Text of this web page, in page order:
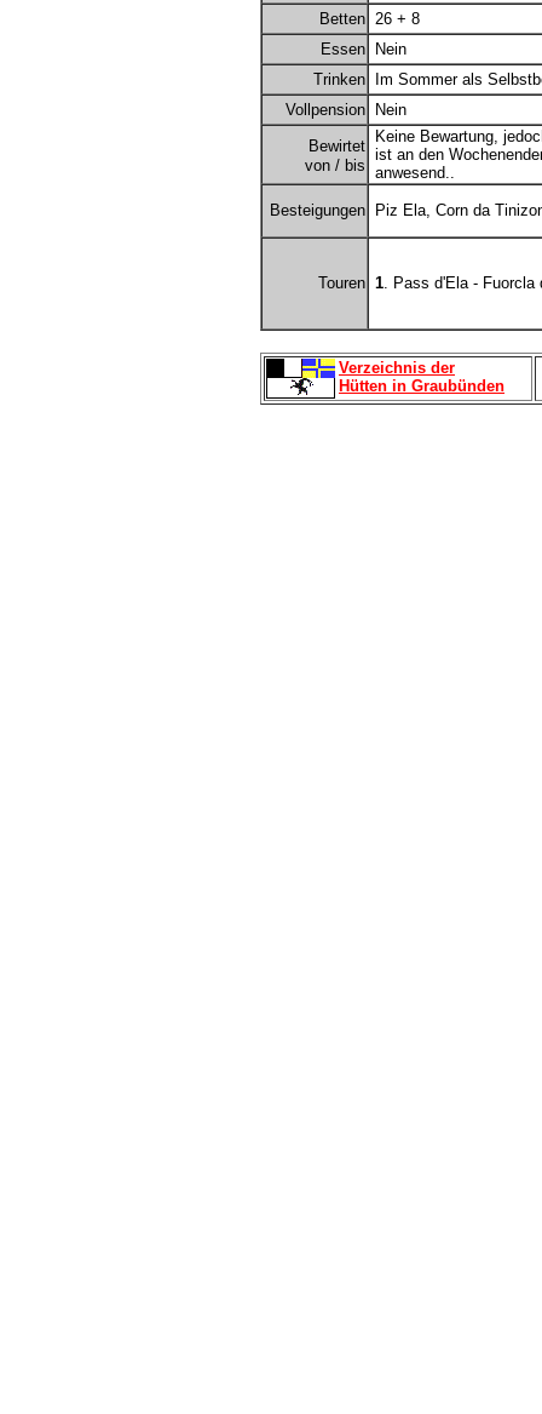
Betten 26 + 8
Essen
Nein
Trinken
Im Sommer als
Vollpension
Nein
Bewirtet
von / bis
Keine Bewartung,
ist an den
anwesend..
Besteigungen Piz Ela, Corn da
Touren 1. Pass d'Ela - Fuorcla
Verzeichnis der
Hütten in Graubünden